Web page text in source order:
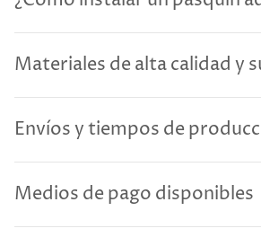
Materiales de alta calidad y
Envíos y tiempos de
Medios de pago disponibles